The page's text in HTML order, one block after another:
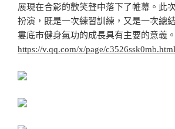
展現在合影的歡笑聲中落下了帷幕。此
扮演，既是一次練習訓練，又是一次總
婁底市健身氣功的成長具有主要的意義。
https://v.qq.com/x/page/c3526ssk0mb.html